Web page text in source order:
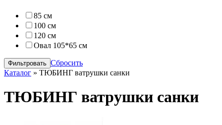
85 см
100 см
120 см
Овал 105*65 см
Сбросить
Каталог » ТЮБИНГ ватрушки санки
ТЮБИНГ ватрушки санки